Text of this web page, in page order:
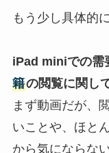
もう少し具体的
iPad miniでの需
籍の閲覧に関して
まず動画だが、
いことや、ほと
から気にならない